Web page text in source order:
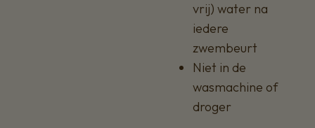
vrij) water na
iedere
zwembeurt
Niet in de
wasmachine of
droger